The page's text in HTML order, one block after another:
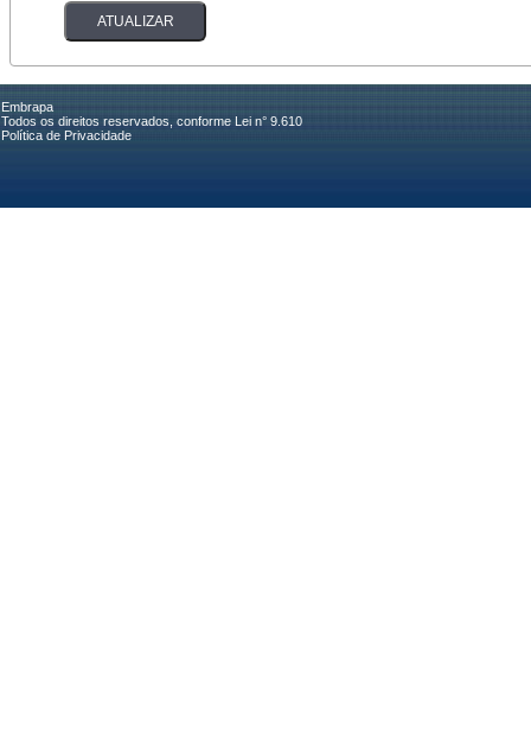
Embrapa
Todos os direitos reservados, conforme Lei n° 9.610
Política de Privacidade